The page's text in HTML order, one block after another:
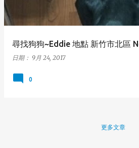
尋找狗狗~Eddie 地點 新竹市北區
日期： 9月 24, 2017
0
更多文章